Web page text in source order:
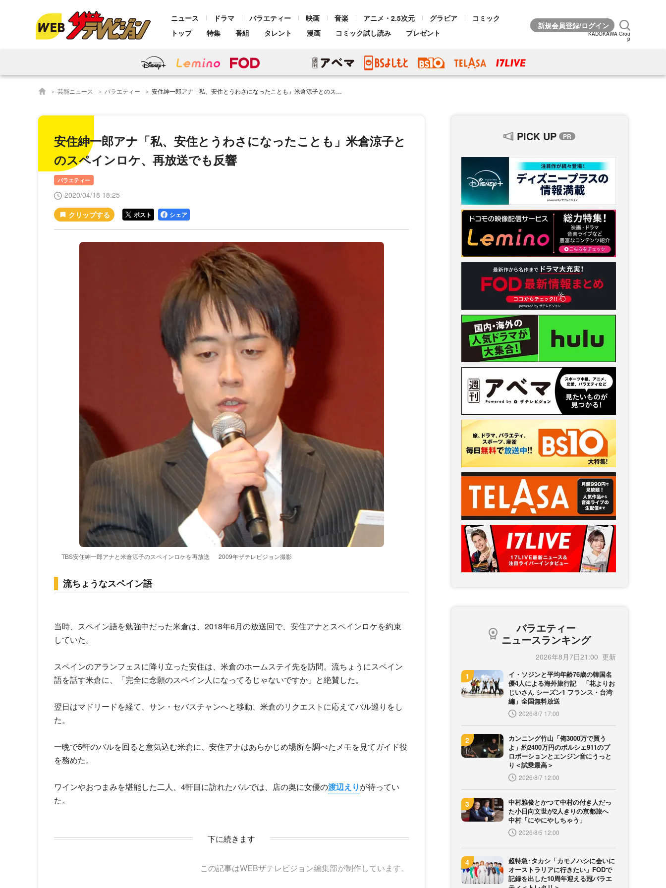
ニュース ドラマ バラエティー 映画 音楽 アニメ・2.5次元 グラビア
コミック
トップ
特集 番組 タレント 漫画 コミック試し読み プレゼント KADOKAWA Grou
p
芸能ニュース バラエティー 安住紳一郎アナ「私、安住とうわさになったことも」米倉涼子とのスペインロケ、再放送でも反響
安住紳一郎アナ「私、安住とうわさになったことも」米倉涼子と
のスペインロケ、再放送でも反響
バラエティー
2020/04/18 18:25
ポスト シェア
TBS安住紳一郎アナと米倉涼子のスペインロケを再放送 2009年ザテレビジョン撮影
流ちょうなスペイン語
当時、スペイン語を勉強中だった米倉は、2018年6月の放送回で、安住アナとスペインロケを約束
していた。
スペインのアランフェスに降り立った安住は、米倉のホームステイ先を訪問。流ちょうにスペイン
語を話す米倉に、「完全に念願のスペイン人になってるじゃないですか」と絶賛した。
翌日はマドリードを経て、サン・セバスチャンへと移動、米倉のリクエストに応えてバル巡りをし
た。
一晩で5軒のバルを回ると意気込む米倉に、安住アナはあらかじめ場所を調べたメモを見てガイド役
を務めた。
ワインやおつまみを堪能した二人、4軒目に訪れたバルでは、店の奥に女優の渡辺えりが待ってい
た。
下に続きます
この記事はWEBザテレビジョン編集部が制作しています。
PICK UP
バラエティー
ニュースランキング
2026年8月7日21:00
イ・ソジンと平均年齢76歳の韓国名
優4人による海外旅行記 「花よりお
じいさん シーズン1 フランス・台湾
編」全国無料放送
2026/8/7 17:00
カンニング竹山「俺3000万で買う
よ」約2400万円のポルシェ911のプ
ロポーションとエンジン音にうっと
り＜試乗最高＞
2026/8/7 12:00
中村雅俊とかつて中村の付き人だっ
た小日向文世が2人きりの京都旅へ
中村「にやにやしちゃう」
2026/8/5 12:00
超特急･タカシ「カモノハシに会いに
オーストラリアに行きたい」FODで
記録を出した10周年迎える冠バラエ